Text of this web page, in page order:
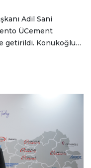
Adil Sani
ÜCement
getirildi. Konukoğlu
Çimento Birliği ile
odaklanacak.